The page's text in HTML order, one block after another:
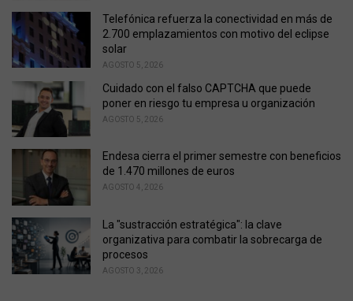
Telefónica refuerza la conectividad en más de
2.700 emplazamientos con motivo del eclipse
solar
AGOSTO 5, 2026
Cuidado con el falso CAPTCHA que puede
poner en riesgo tu empresa u organización
AGOSTO 5, 2026
Endesa cierra el primer semestre con beneficios
de 1.470 millones de euros
AGOSTO 4, 2026
La "sustracción estratégica": la clave
organizativa para combatir la sobrecarga de
procesos
AGOSTO 3, 2026